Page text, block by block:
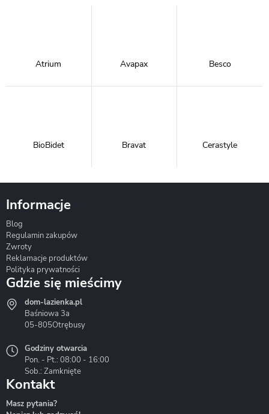
Atrium Avapax Besco
BioBidet Bravat Cerastyle
Hydrostop
Liveno
Informacje
Blog
Regulamin zakupów
Zwroty
Reklamacje produktów
Polityka prywatności
Gdzie się mieścimy
dom-lazienka.pl
Baśniowa 3a
05-805Otrębusy
Godziny otwarcia
Pon. - Pt.: 08:00 - 16:00
Sob.: Zamknięte
Kontakt
Masz pytania?